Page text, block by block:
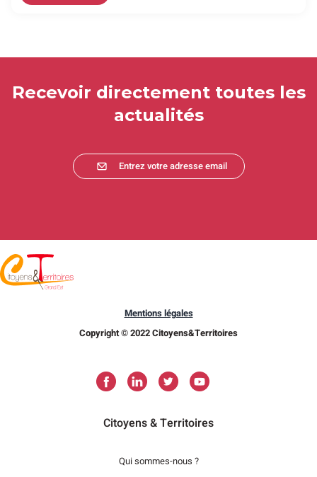
Recevoir directement toutes les
actualités
Entrez votre adresse email
Mentions légales
Copyright © 2022 Citoyens&Territoires
Citoyens & Territoires
Qui sommes-nous ?